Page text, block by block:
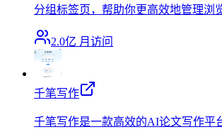
分组标签页，帮助你更高效地管理浏
2.0亿 月访问
千笔写作
千笔写作是一款高效的AI论文写作平